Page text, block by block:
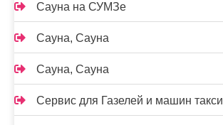
Сауна на СУМЗе
Сауна, Сауна
Сауна, Сауна
Сервис для Газелей и машин такси